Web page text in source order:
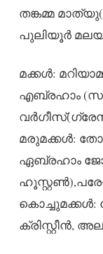
തങ്കമ്മ
പുലിയൂർ
മക്കൾ:
എബ്രഹാം
മരുമക്കൾ:
ഏബ്രഹാം
ക്രിസ്റ്റീൻ,